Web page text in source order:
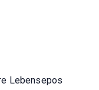
Lebensepos